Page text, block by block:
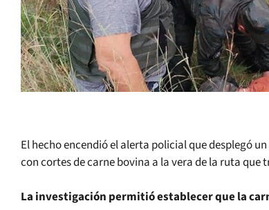
El hecho encendió el alerta policial que desplegó
con cortes de carne bovina a la vera de la ruta que
La investigación permitió establecer que la